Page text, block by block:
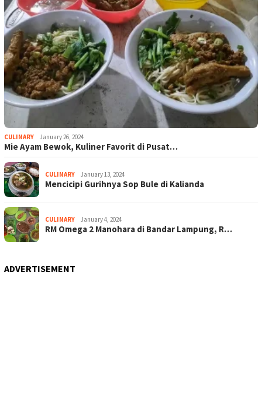
CULINARY January 26, 2024
Mie Ayam Bewok, Kuliner Favorit di Pusat…
CULINARY January 13, 2024
Mencicipi Gurihnya Sop Bule di Kalianda
CULINARY January 4, 2024
RM Omega 2 Manohara di Bandar Lampung, R…
ADVERTISEMENT